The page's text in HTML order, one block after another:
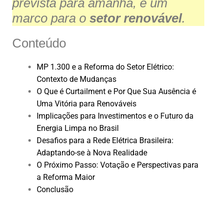
prevista para amanhã, é um
marco para o setor renovável.
Conteúdo
MP 1.300 e a Reforma do Setor Elétrico:
Contexto de Mudanças
O Que é Curtailment e Por Que Sua Ausência é
Uma Vitória para Renováveis
Implicações para Investimentos e o Futuro da
Energia Limpa no Brasil
Desafios para a Rede Elétrica Brasileira:
Adaptando-se à Nova Realidade
O Próximo Passo: Votação e Perspectivas para
a Reforma Maior
Conclusão